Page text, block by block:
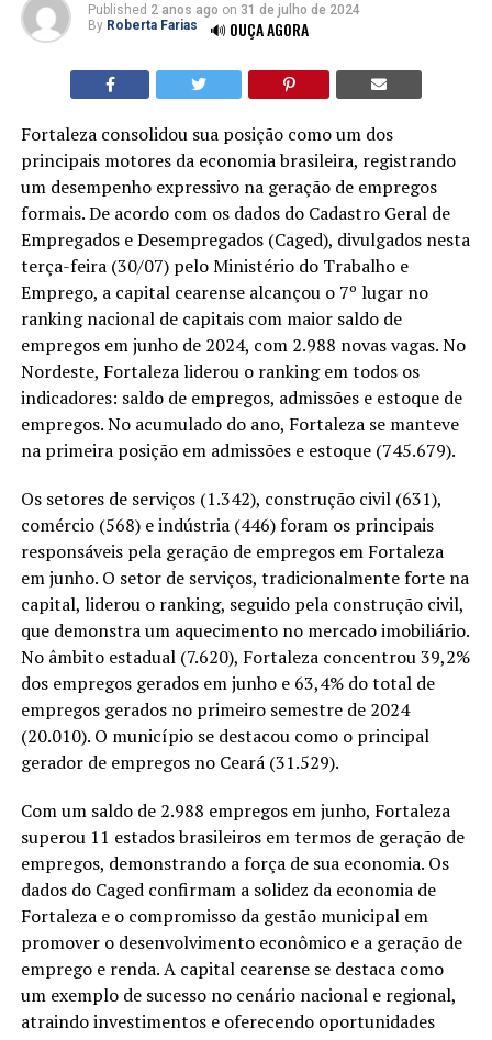
🔊 OUÇA AGORA
Published 2 anos ago on 31 de julho de 2024
By Roberta Farias
Fortaleza consolidou sua posição como um dos
principais motores da economia brasileira, registrando
um desempenho expressivo na geração de empregos
formais. De acordo com os dados do Cadastro Geral de
Empregados e Desempregados (Caged), divulgados nesta
terça-feira (30/07) pelo Ministério do Trabalho e
Emprego, a capital cearense alcançou o 7º lugar no
ranking nacional de capitais com maior saldo de
empregos em junho de 2024, com 2.988 novas vagas. No
Nordeste, Fortaleza liderou o ranking em todos os
indicadores: saldo de empregos, admissões e estoque de
empregos. No acumulado do ano, Fortaleza se manteve
na primeira posição em admissões e estoque (745.679).
Os setores de serviços (1.342), construção civil (631),
comércio (568) e indústria (446) foram os principais
responsáveis pela geração de empregos em Fortaleza
em junho. O setor de serviços, tradicionalmente forte na
capital, liderou o ranking, seguido pela construção civil,
que demonstra um aquecimento no mercado imobiliário.
No âmbito estadual (7.620), Fortaleza concentrou 39,2%
dos empregos gerados em junho e 63,4% do total de
empregos gerados no primeiro semestre de 2024
(20.010). O município se destacou como o principal
gerador de empregos no Ceará (31.529).
Com um saldo de 2.988 empregos em junho, Fortaleza
superou 11 estados brasileiros em termos de geração de
empregos, demonstrando a força de sua economia. Os
dados do Caged confirmam a solidez da economia de
Fortaleza e o compromisso da gestão municipal em
promover o desenvolvimento econômico e a geração de
emprego e renda. A capital cearense se destaca como
um exemplo de sucesso no cenário nacional e regional,
atraindo investimentos e oferecendo oportunidades